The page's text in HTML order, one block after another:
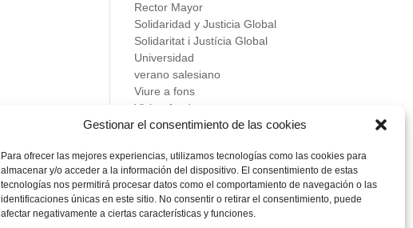
Gestionar el consentimiento de las cookies
Para ofrecer las mejores experiencias, utilizamos tecnologías como las cookies para
almacenar y/o acceder a la información del dispositivo. El consentimiento de estas
tecnologías nos permitirá procesar datos como el comportamiento de navegación o las
identificaciones únicas en este sitio. No consentir o retirar el consentimiento, puede
afectar negativamente a ciertas características y funciones.
Rector Mayor
Solidaridad y Justicia Global
Solidaritat i Justícia Global
Universidad
verano salesiano
Viure a fons
Vivir a fondo
Vocacional
Meta
Acceder
Feed de entradas
Feed de comentarios